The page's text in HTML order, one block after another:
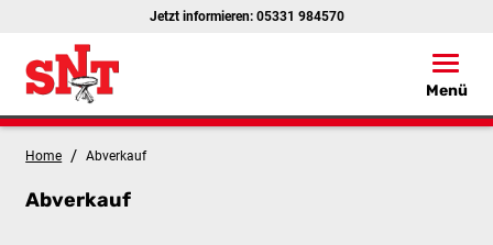
Jetzt informieren: 05331 984570
Menü
Home / Abverkauf
Abverkauf